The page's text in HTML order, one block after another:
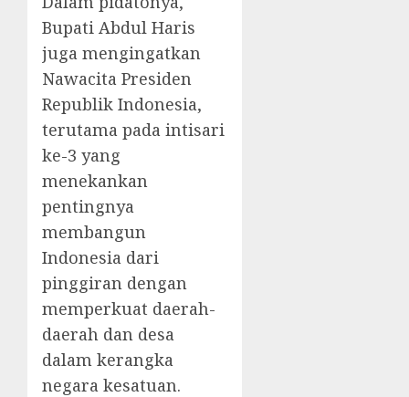
Bupati Abdul Haris
juga mengingatkan
Nawacita Presiden
Republik Indonesia,
terutama pada intisari
ke-3 yang
menekankan
pentingnya
membangun
Indonesia dari
pinggiran dengan
memperkuat daerah-
daerah dan desa
dalam kerangka
negara kesatuan.